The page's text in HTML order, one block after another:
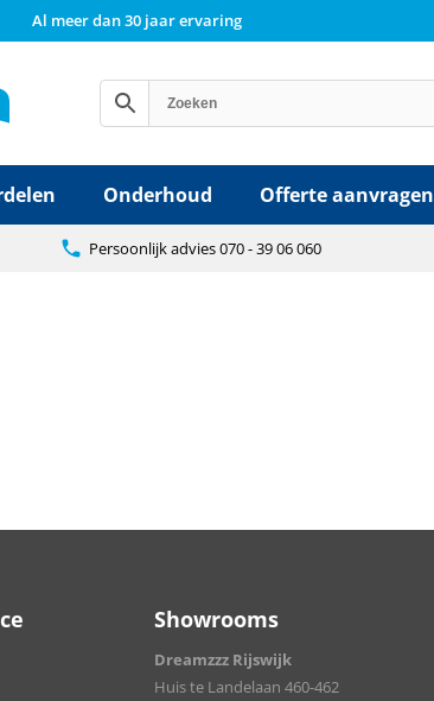
Al meer dan 30 jaar ervaring
Onderhoud Offerte aanvragen
Persoonlijk advies 070 - 39 06 060
Showrooms
Dreamzzz Rijswijk
Huis te Landelaan 460-462